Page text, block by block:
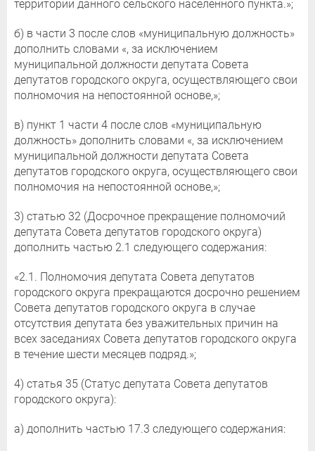
территории данного сельского населенного пункта.»;
б) в части 3 после слов «муниципальную должность»
дополнить словами «, за исключением
муниципальной должности депутата Совета
депутатов городского округа, осуществляющего свои
полномочия на непостоянной основе,»;
в) пункт 1 части 4 после слов «муниципальную
должность» дополнить словами «, за исключением
муниципальной должности депутата Совета
депутатов городского округа, осуществляющего свои
полномочия на непостоянной основе,»;
3) статью 32 (Досрочное прекращение полномочий
депутата Совета депутатов городского округа)
дополнить частью 2.1 следующего содержания:
«2.1. Полномочия депутата Совета депутатов
городского округа прекращаются досрочно решением
Совета депутатов городского округа в случае
отсутствия депутата без уважительных причин на
всех заседаниях Совета депутатов городского округа
в течение шести месяцев подряд.»;
4) статья 35 (Статус депутата Совета депутатов
городского округа):
а) дополнить частью 17.3 следующего содержания: